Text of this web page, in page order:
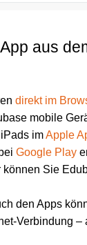
aus
direkt im
mobile
imApple
Google Play
Sie
den Apps
Verbindung –